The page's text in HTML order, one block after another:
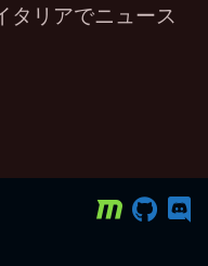
タリアでニュース